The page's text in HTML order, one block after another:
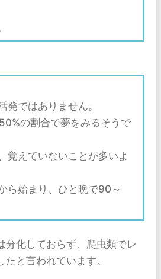
ではありません。
の割合で夢をみるそうで
覚えていないことが多いよ
ら始まり、ひと晩で90～
分化しておらず、爬虫類でレ
と言われています。